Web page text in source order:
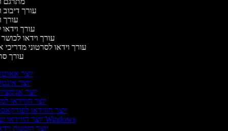
עורך דיבוב
עורך
עורך וידאו
עורך וידאו לכושר
עורך וידאו לסרטוני מדריכי
עורך
יוצר
יוצר
יוצר
יוצר הווידאו
יוצר הווידאו
יוצר הווידאו של Windows
יוצר הזמנות